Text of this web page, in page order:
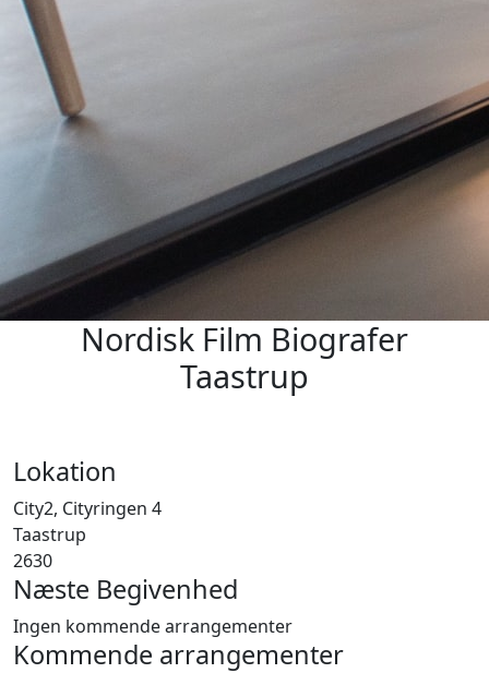
Nordisk Film Biografer
Taastrup
Lokation
City2, Cityringen 4
Taastrup
2630
Næste Begivenhed
Ingen kommende arrangementer
Kommende arrangementer